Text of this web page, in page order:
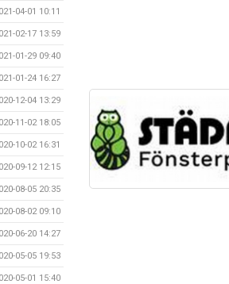
04-01 10:11
02-17 13:59
01-29 09:40
01-24 16:27
12-04 13:29
11-02 18:05
10-02 16:31
09-12 12:15
08-05 20:35
08-02 09:10
06-20 14:27
05-05 19:53
05-01 15:40